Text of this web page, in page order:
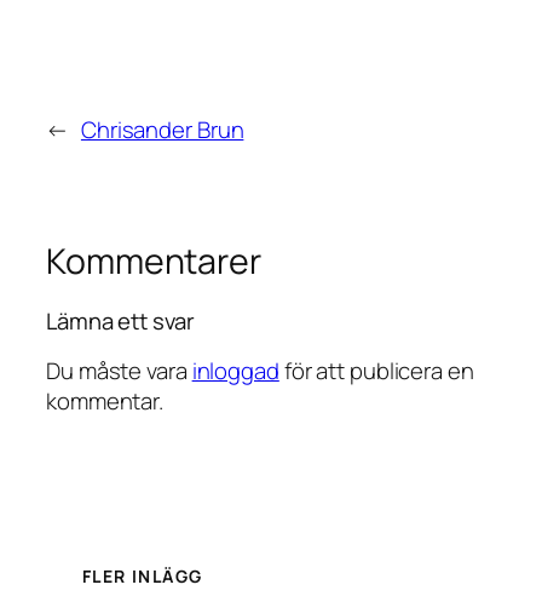
← Chrisander Brun
Kommentarer
Lämna ett svar
Du måste vara inloggadför att publicera en
kommentar.
FLER INLÄGG